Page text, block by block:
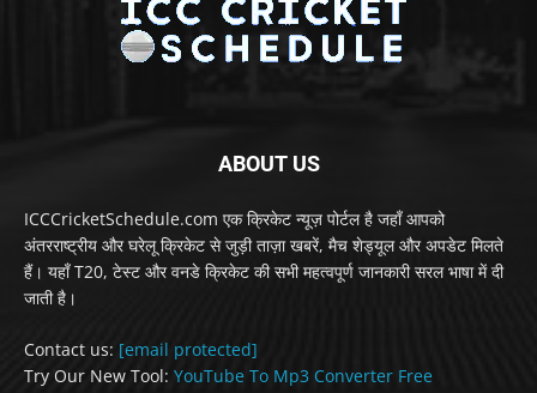
ABOUT US
ICCCricketSchedule.com एक क्रिकेट न्यूज़ पोर्टल है जहाँ आपको
अंतरराष्ट्रीय और घरेलू क्रिकेट से जुड़ी ताज़ा खबरें, मैच शेड्यूल और अपडेट मिलते
हैं। यहाँ T20, टेस्ट और वनडे क्रिकेट की सभी महत्वपूर्ण जानकारी सरल भाषा में दी
जाती है।
Contact us: [email protected]
Try Our New Tool: YouTube To Mp3 Converter Free